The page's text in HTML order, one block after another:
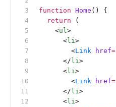
function Home () {
  return
(
    <
ul>
      <
li>
        <
Link href=
      </
li>
      <
li>
        <
Link href=
      </
li>
      <
li>